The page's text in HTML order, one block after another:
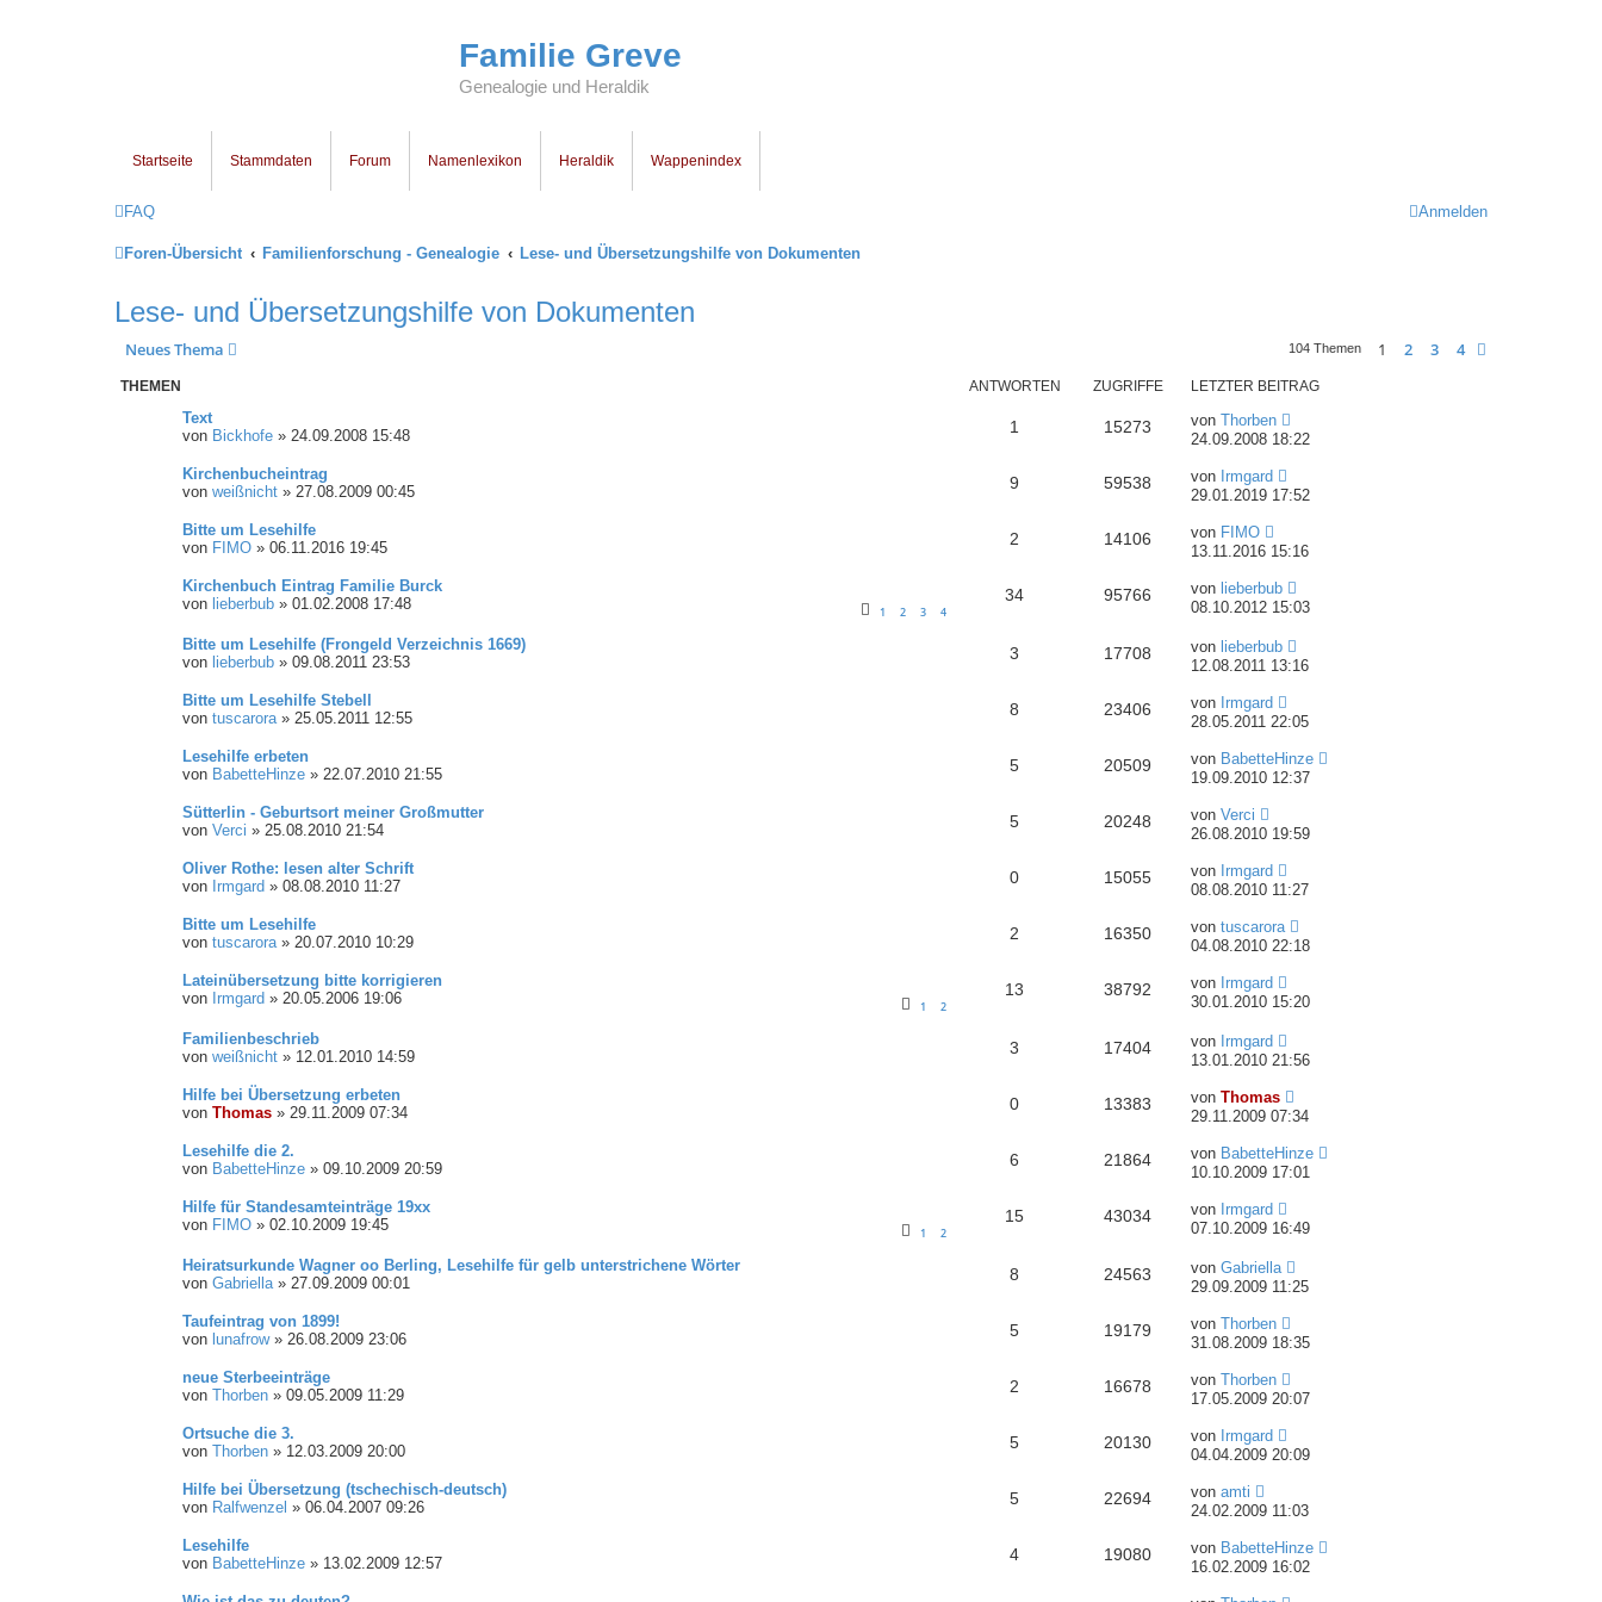
Familie Greve
Genealogie und Heraldik
Startseite Stammdaten Forum Namenlexikon Heraldik Wappenindex
FAQ Anmelden
Foren-Übersicht Familienforschung - Genealogie Lese- und Übersetzungshilfe von Dokumenten
Lese- und Übersetzungshilfe von Dokumenten
Neues Thema 104 Themen 1 2 3 4
THEMEN ANTWORTEN ZUGRIFFE LETZTER BEITRAG
Text
von Bickhofe » 24.09.2008 15:48 1 15273 von Thorben
24.09.2008 18:22
Kirchenbucheintrag
von weißnicht » 27.08.2009 00:45 9 59538 von Irmgard
29.01.2019 17:52
Bitte um Lesehilfe
von FIMO » 06.11.2016 19:45 2 14106 von FIMO
13.11.2016 15:16
Kirchenbuch Eintrag Familie Burck
von lieberbub » 01.02.2008 17:48 1 2 3 4
34 95766 von lieberbub
08.10.2012 15:03
Bitte um Lesehilfe (Frongeld Verzeichnis 1669)
von lieberbub » 09.08.2011 23:53 3 17708 von lieberbub
12.08.2011 13:16
Bitte um Lesehilfe Stebell
von tuscarora» 25.05.2011 12:55 8 23406 von Irmgard
28.05.2011 22:05
Lesehilfe erbeten
von BabetteHinze » 22.07.2010 21:55 5 20509 von BabetteHinze
19.09.2010 12:37
Sütterlin - Geburtsort meiner Großmutter
von Verci » 25.08.2010 21:54 5 20248 von Verci
26.08.2010 19:59
Oliver Rothe: lesen alter Schrift
von Irmgard » 08.08.2010 11:27 0 15055 von Irmgard
08.08.2010 11:27
Bitte um Lesehilfe
von tuscarora» 20.07.2010 10:29 2 16350 von tuscarora
04.08.2010 22:18
Lateinübersetzung bitte korrigieren
von Irmgard » 20.05.2006 19:06 1 2
13 38792 von Irmgard
30.01.2010 15:20
Familienbeschrieb
von weißnicht » 12.01.2010 14:59 3 17404 von Irmgard
13.01.2010 21:56
Hilfe bei Übersetzung erbeten
von Thomas » 29.11.2009 07:34 0 13383 von Thomas
29.11.2009 07:34
Lesehilfe die 2.
von BabetteHinze » 09.10.2009 20:59 6 21864 von BabetteHinze
10.10.2009 17:01
Hilfe für Standesamteinträge 19xx
von FIMO » 02.10.2009 19:45 1 2
15 43034 von Irmgard
07.10.2009 16:49
Heiratsurkunde Wagner oo Berling, Lesehilfe für gelb unterstrichene Wörter
von Gabriella» 27.09.2009 00:01 8 24563 von Gabriella
29.09.2009 11:25
Taufeintrag von 1899!
von lunafrow» 26.08.2009 23:06 5 19179 von Thorben
31.08.2009 18:35
neue Sterbeeinträge
von Thorben » 09.05.2009 11:29 2 16678 von Thorben
17.05.2009 20:07
Ortsuche die 3.
von Thorben » 12.03.2009 20:00 5 20130 von Irmgard
04.04.2009 20:09
Hilfe bei Übersetzung (tschechisch-deutsch)
von Ralfwenzel » 06.04.2007 09:26 5 22694 von amti
24.02.2009 11:03
Lesehilfe
von BabetteHinze » 13.02.2009 12:57 4 19080 von BabetteHinze
16.02.2009 16:02